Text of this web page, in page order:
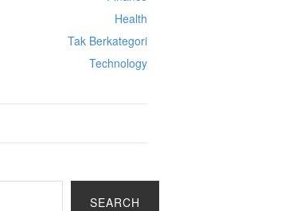
Health
Tak Berkategori
Technology
SEARCH